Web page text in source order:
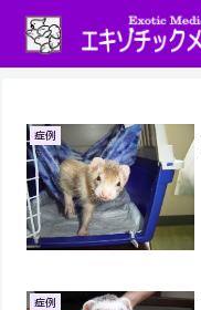
症例
症例